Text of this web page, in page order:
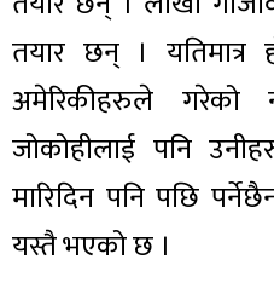
तयार छन् । यतिमात्र
अमेरिकीहरुले गरेको
जोकोहीलाई पनि
मारिदिन पनि पछि
यस्तै भएको छ ।